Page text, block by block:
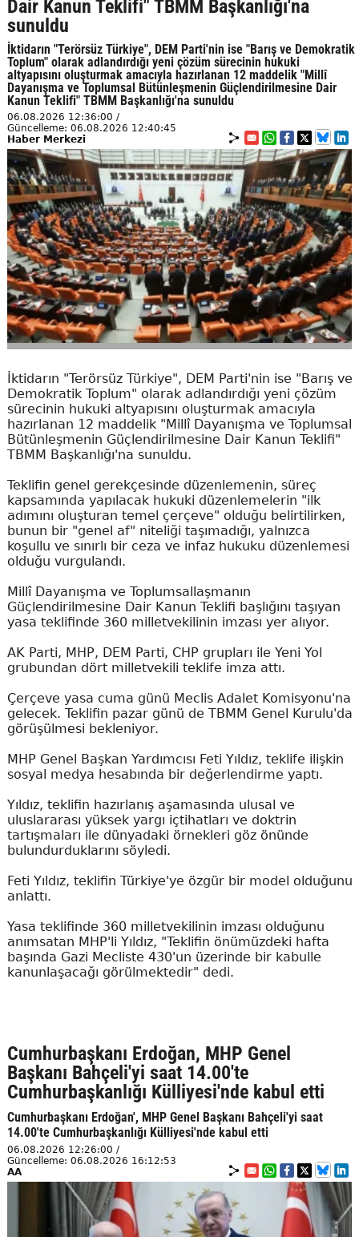
Dair Kanun Teklifi" TBMM Başkanlığı'na
sunuldu
İktidarın "Terörsüz Türkiye", DEM Parti'nin ise "Barış ve Demokratik
Toplum" olarak adlandırdığı yeni çözüm sürecinin hukuki
altyapısını oluşturmak amacıyla hazırlanan 12 maddelik "Millî
Dayanışma ve Toplumsal Bütünleşmenin Güçlendirilmesine Dair
Kanun Teklifi" TBMM Başkanlığı'na sunuldu
06.08.2026 12:36:00 /
Güncelleme: 06.08.2026 12:40:45
Haber Merkezi
İktidarın "Terörsüz Türkiye", DEM Parti'nin ise "Barış ve
Demokratik Toplum" olarak adlandırdığı yeni çözüm
sürecinin hukuki altyapısını oluşturmak amacıyla
hazırlanan 12 maddelik "Millî Dayanışma ve Toplumsal
Bütünleşmenin Güçlendirilmesine Dair Kanun Teklifi"
TBMM Başkanlığı'na sunuldu.
Teklifin genel gerekçesinde düzenlemenin, süreç
kapsamında yapılacak hukuki düzenlemelerin "ilk
adımını oluşturan temel çerçeve" olduğu belirtilirken,
bunun bir "genel af" niteliği taşımadığı, yalnızca
koşullu ve sınırlı bir ceza ve infaz hukuku düzenlemesi
olduğu vurgulandı.
Millî Dayanışma ve Toplumsallaşmanın
Güçlendirilmesine Dair Kanun Teklifi başlığını taşıyan
yasa teklifinde 360 milletvekilinin imzası yer alıyor.
AK Parti, MHP, DEM Parti, CHP grupları ile Yeni Yol
grubundan dört milletvekili teklife imza attı.
Çerçeve yasa cuma günü Meclis Adalet Komisyonu'na
gelecek. Teklifin pazar günü de TBMM Genel Kurulu'da
görüşülmesi bekleniyor.
MHP Genel Başkan Yardımcısı Feti Yıldız, teklife ilişkin
sosyal medya hesabında bir değerlendirme yaptı.
Yıldız, teklifin hazırlanış aşamasında ulusal ve
uluslararası yüksek yargı içtihatları ve doktrin
tartışmaları ile dünyadaki örnekleri göz önünde
bulundurduklarını söyledi.
Feti Yıldız, teklifin Türkiye'ye özgür bir model olduğunu
anlattı.
Yasa teklifinde 360 milletvekilinin imzası olduğunu
anımsatan MHP'li Yıldız, "Teklifin önümüzdeki hafta
başında Gazi Mecliste 430'un üzerinde bir kabulle
kanunlaşacağı görülmektedir" dedi.
Cumhurbaşkanı Erdoğan, MHP Genel
Başkanı Bahçeli'yi saat 14.00'te
Cumhurbaşkanlığı Külliyesi'nde kabul etti
Cumhurbaşkanı Erdoğan', MHP Genel Başkanı Bahçeli'yi saat
14.00'te Cumhurbaşkanlığı Külliyesi'nde kabul etti
06.08.2026 12:26:00 /
Güncelleme: 06.08.2026 16:12:53
AA